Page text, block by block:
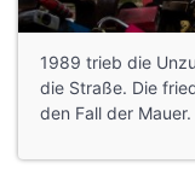
1989 trieb die
die Straße. Die
den Fall der Mauer.